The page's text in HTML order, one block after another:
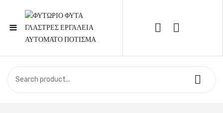
≡
Call Support: 210 6857844